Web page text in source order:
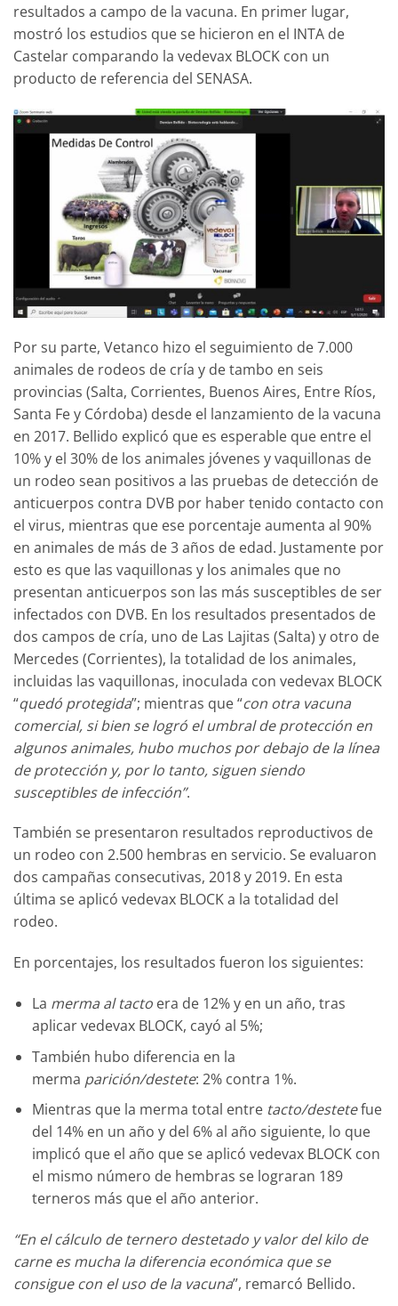
resultados a campo de la vacuna. En primer lugar,
mostró los estudios que se hicieron en el INTA de
Castelar comparando la vedevax BLOCK con un
producto de referencia del SENASA.
Por su parte, Vetanco hizo el seguimiento de 7.000
animales de rodeos de cría y de tambo en seis
provincias (Salta, Corrientes, Buenos Aires, Entre Ríos,
Santa Fe y Córdoba) desde el lanzamiento de la vacuna
en 2017. Bellido explicó que es esperable que entre el
10% y el 30% de los animales jóvenes y vaquillonas de
un rodeo sean positivos a las pruebas de detección de
anticuerpos contra DVB por haber tenido contacto con
el virus, mientras que ese porcentaje aumenta al 90%
en animales de más de 3 años de edad. Justamente por
esto es que las vaquillonas y los animales que no
presentan anticuerpos son las más susceptibles de ser
infectados con DVB. En los resultados presentados de
dos campos de cría, uno de Las Lajitas (Salta) y otro de
Mercedes (Corrientes), la totalidad de los animales,
incluidas las vaquillonas, inoculada con vedevax BLOCK
“quedó protegida”; mientras que “con otra vacuna
comercial, si bien se logró el umbral de protección en
algunos animales, hubo muchos por debajo de la línea
de protección y, por lo tanto, siguen siendo
susceptibles de infección”.
También se presentaron resultados reproductivos de
un rodeo con 2.500 hembras en servicio. Se evaluaron
dos campañas consecutivas, 2018 y 2019. En esta
última se aplicó vedevax BLOCK a la totalidad del
rodeo.
En porcentajes, los resultados fueron los siguientes:
La merma al tactoera de 12% y en un año, tras
aplicar vedevax BLOCK, cayó al 5%;
También hubo diferencia en la
merma parición/destete: 2% contra 1%.
Mientras que la merma total entre tacto/destetefue
del 14% en un año y del 6% al año siguiente, lo que
implicó que el año que se aplicó vedevax BLOCK con
el mismo número de hembras se lograran 189
terneros más que el año anterior.
“En el cálculo de ternero destetado y valor del kilo de
carne es mucha la diferencia económica que se
consigue con el uso de la vacuna”, remarcó Bellido.